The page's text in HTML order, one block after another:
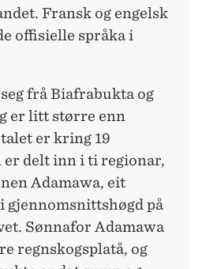
Fransk og engelsk
offisielle språka i
frå Biafrabukta og
er litt større enn
er kring 19
delt inn i ti regionar,
Adamawa, eit
gjennomsnittshøgd på
Sønnafor Adamawa
regnskogsplatå, og